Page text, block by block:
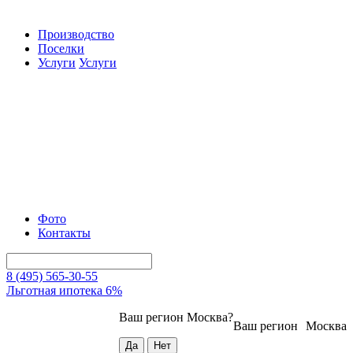
Производство
Поселки
Услуги Услуги
Фото
Контакты
8 (495) 565-30-55
Льготная ипотека 6%
Москва
Ваш регион
Ваш регион Москва?